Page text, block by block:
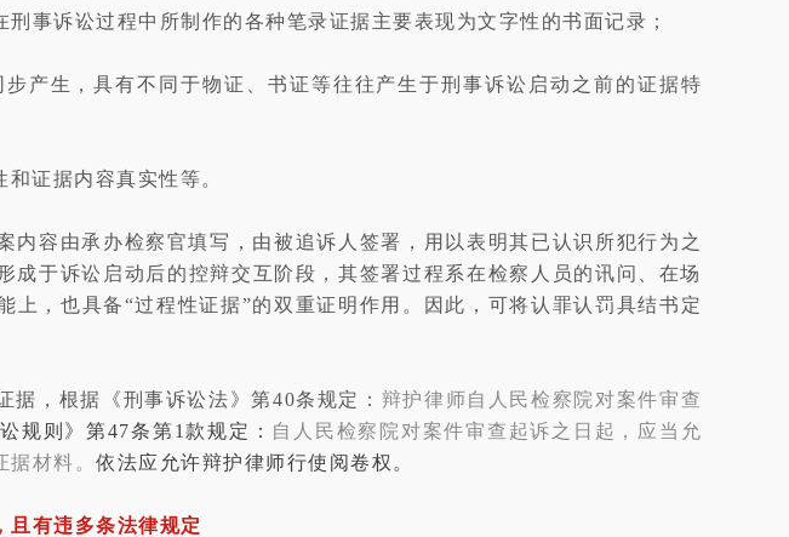
事诉讼过程中所制作的各种笔录证据主要表现为文字性的书面记录；
产生，具有不同于物证、书证等往往产生于刑事诉讼启动之前的证据特
证据内容真实性等。
容由承办检察官填写，由被追诉人签署，用以表明其已认识所犯行为之
于诉讼启动后的控辩交互阶段，其签署过程系在检察人员的讯问、在场
，也具备“过程性证据”的双重证明作用。因此，可将认罪认罚具结书定
，根据《刑事诉讼法》第40条规定： 辩护律师自人民检察院对案件审查
规则 》第47条第1款规定： 自人民检察院对案件审查起诉之日起，应当允
材料。 依法应允许辩护律师行使阅卷权。
且有违多条法律规定